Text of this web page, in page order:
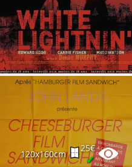
120x160cm
25€
✔